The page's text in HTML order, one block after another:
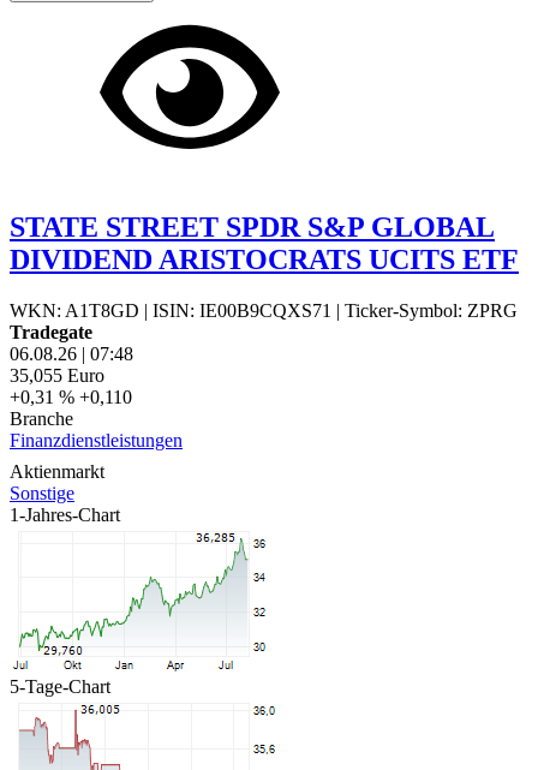
STATE STREET SPDR S&P GLOBAL
DIVIDEND ARISTOCRATS UCITS ETF
WKN: A1T8GD | ISIN: IE00B9CQXS71 | Ticker-Symbol: ZPRG
Tradegate
06.08.26 | 07:48
35,055 Euro
+0,31 % +0,110
Branche
Finanzdienstleistungen
Aktienmarkt
Sonstige
1-Jahres-Chart
5-Tage-Chart